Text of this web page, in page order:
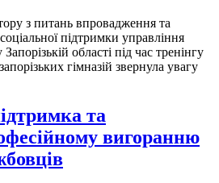
з питань впровадження та
підтримки управління
Запорізькій області під час тренінгу
гімназій звернула увагу
та
вигоранню